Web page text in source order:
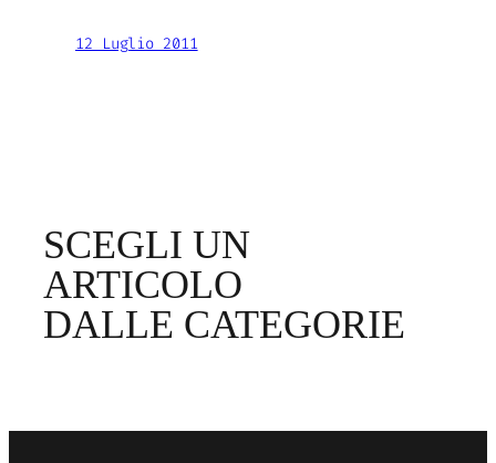
12 Luglio 2011
SCEGLI UN
ARTICOLO
DALLE CATEGORIE